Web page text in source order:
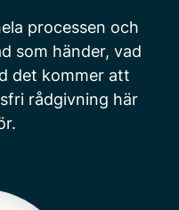
processen och
som händer, vad
det kommer att
rådgivning här